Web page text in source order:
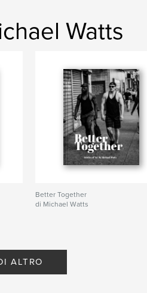
Watts
Better Together
di Michael Watts
ALTRO